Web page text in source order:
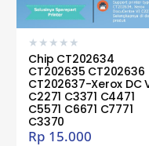
★ ★ ★ ★ ★
Chip CT202634
CT202635 CT202636
CT202637-Xerox DC
C2271 C3371 C4471
C5571 C6671 C7771
C3370
Rp 15.000